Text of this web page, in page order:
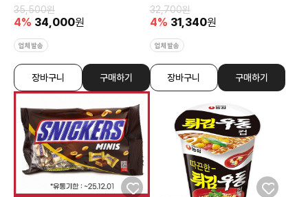
35,500원
4% 34,000원
업체발송
장바구니 구매하기
32,700원
4% 31,340원
업체발송
장바구니 구매하기